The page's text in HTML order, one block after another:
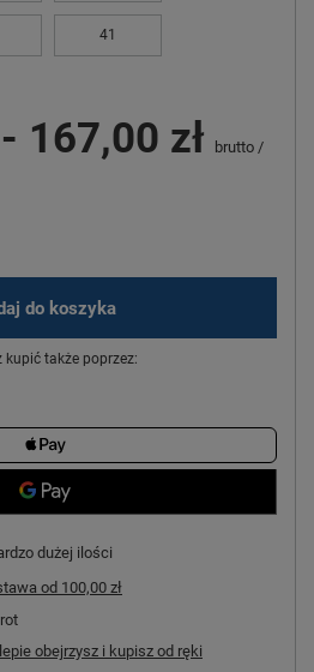
41
- 167,00 zł brutto /
do koszyka
kupić także poprzez:
dużej ilości
od 100,00 zł
obejrzysz i kupisz od ręki